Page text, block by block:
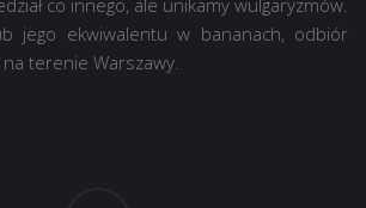
jego ekwiwalentu w bananach, odbiór
terenie Warszawy.